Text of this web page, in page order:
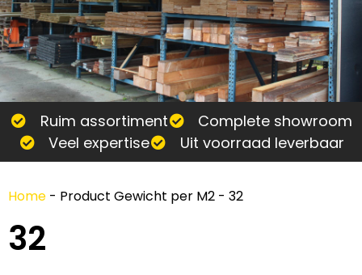
Ruim assortiment
Complete showroom
Veel expertise
Uit voorraad leverbaar
Home - Product Gewicht per M2 - 32
32